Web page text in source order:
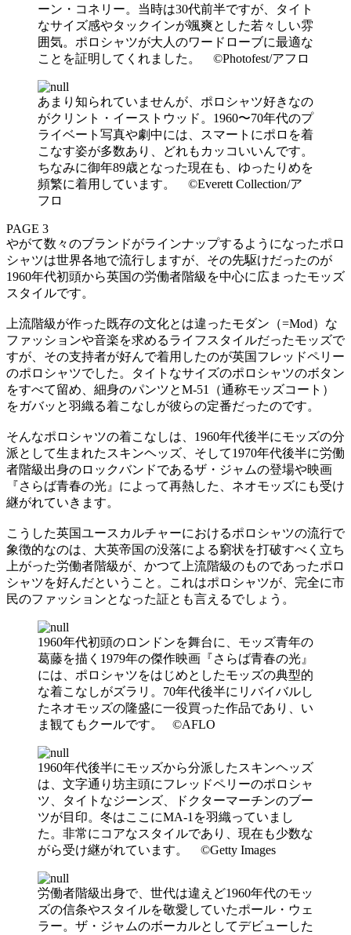
ーン・コネリー。当時は30代前半ですが、タイト
なサイズ感やタックインが颯爽とした若々しい雰
囲気。ポロシャツが大人のワードローブに最適な
ことを証明してくれました。 ©Photofest/アフロ
あまり知られていませんが、ポロシャツ好きなの
がクリント・イーストウッド。1960〜70年代のプ
ライベート写真や劇中には、スマートにポロを着
こなす姿が多数あり、どれもカッコいいんです。
ちなみに御年89歳となった現在も、ゆったりめを
頻繁に着用しています。 ©Everett Collection/ア
フロ
PAGE 3
やがて数々のブランドがラインナップするようになったポロ
シャツは世界各地で流行しますが、その先駆けだったのが
1960年代初頭から英国の労働者階級を中心に広まったモッズ
スタイルです。
上流階級が作った既存の文化とは違ったモダン（=Mod）な
ファッションや音楽を求めるライフスタイルだったモッズで
すが、その支持者が好んで着用したのが英国フレッドペリー
のポロシャツでした。タイトなサイズのポロシャツのボタン
をすべて留め、細身のパンツとM-51（通称モッズコート）
をガバッと羽織る着こなしが彼らの定番だったのです。
そんなポロシャツの着こなしは、1960年代後半にモッズの分
派として生まれたスキンヘッズ、そして1970年代後半に労働
者階級出身のロックバンドであるザ・ジャムの登場や映画
『さらば青春の光』によって再熱した、ネオモッズにも受け
継がれていきます。
こうした英国ユースカルチャーにおけるポロシャツの流行で
象徴的なのは、大英帝国の没落による窮状を打破すべく立ち
上がった労働者階級が、かつて上流階級のものであったポロ
シャツを好んだということ。これはポロシャツが、完全に市
民のファッションとなった証とも言えるでしょう。
1960年代初頭のロンドンを舞台に、モッズ青年の
葛藤を描く1979年の傑作映画『さらば青春の光』
には、ポロシャツをはじめとしたモッズの典型的
な着こなしがズラリ。70年代後半にリバイバルし
たネオモッズの隆盛に一役買った作品であり、い
ま観てもクールです。 ©AFLO
1960年代後半にモッズから分派したスキンヘッズ
は、文字通り坊主頭にフレッドペリーのポロシャ
ツ、タイトなジーンズ、ドクターマーチンのブー
ツが目印。冬はここにMA-1を羽織っていまし
た。非常にコアなスタイルであり、現在も少数な
がら受け継がれています。 ©Getty Images
労働者階級出身で、世代は違えど1960年代のモッ
ズの信条やスタイルを敬愛していたポール・ウェ
ラー。ザ・ジャムのボーカルとしてデビューした